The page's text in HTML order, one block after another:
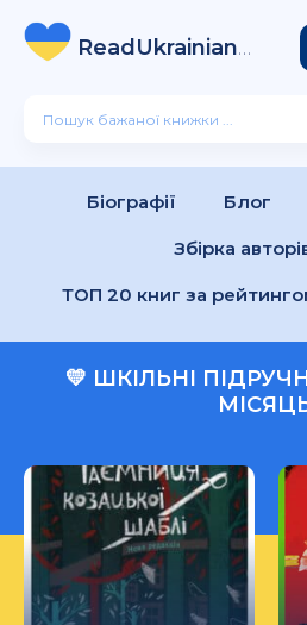
ReadUkrainian
Books
Біографії Блог
Збірка
ТОП 20 книг за
💛 ШКІЛЬНІ